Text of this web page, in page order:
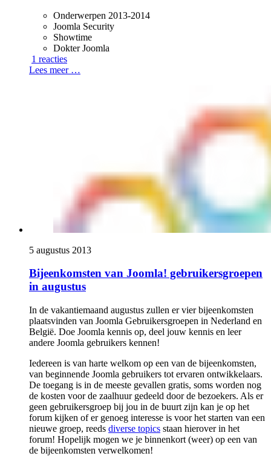
Onderwerpen 2013-2014
Joomla Security
Showtime
Dokter Joomla
1 reacties
Lees meer …
5 augustus 2013
Bijeenkomsten van Joomla! gebruikersgroepen
in augustus
In de vakantiemaand augustus zullen er vier bijeenkomsten
plaatsvinden van Joomla Gebruikersgroepen in Nederland en
België. Doe Joomla kennis op, deel jouw kennis en leer
andere Joomla gebruikers kennen!
Iedereen is van harte welkom op een van de bijeenkomsten,
van beginnende Joomla gebruikers tot ervaren ontwikkelaars.
De toegang is in de meeste gevallen gratis, soms worden nog
de kosten voor de zaalhuur gedeeld door de bezoekers. Als er
geen gebruikersgroep bij jou in de buurt zijn kan je op het
forum kijken of er genoeg interesse is voor het starten van een
nieuwe groep, reeds diverse topics staan hierover in het
forum! Hopelijk mogen we je binnenkort (weer) op een van
de bijeenkomsten verwelkomen!